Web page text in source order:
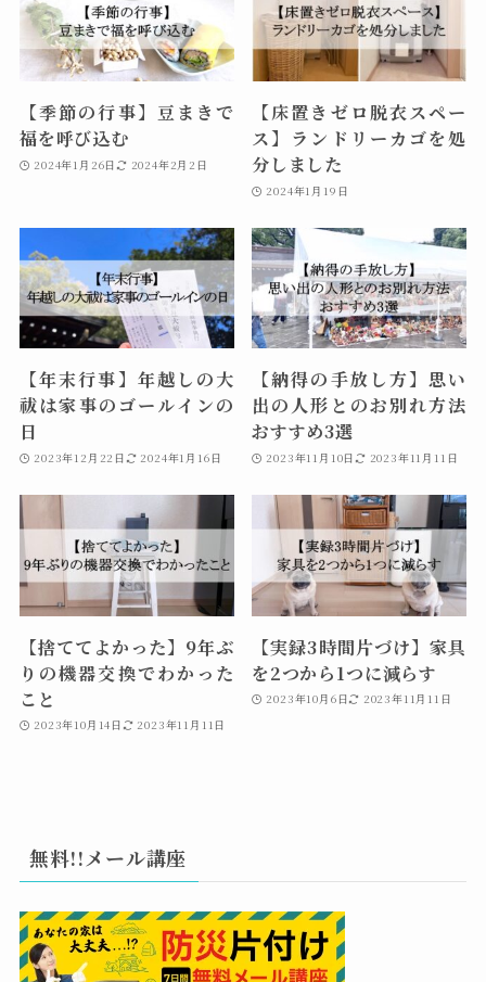
【季節の行事】豆まきで
福を呼び込む
2024年1月26日 2024年2月2日
【床置きゼロ脱衣スペー
ス】ランドリーカゴを処
分しました
2024年1月19日
【年末行事】年越しの大
祓は家事のゴールインの
日
2023年12月22日 2024年1月16日
【納得の手放し方】思い
出の人形とのお別れ方法
おすすめ3選
2023年11月10日 2023年11月11日
【捨ててよかった】9年ぶ
りの機器交換でわかった
こと
2023年10月14日 2023年11月11日
【実録3時間片づけ】家具
を2つから1つに減らす
2023年10月6日 2023年11月11日
無料!!メール講座